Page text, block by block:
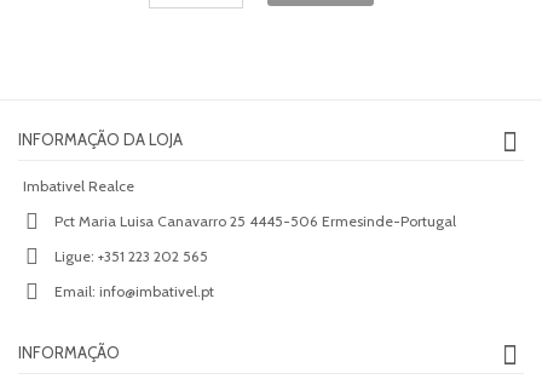
INFORMAÇÃO DA LOJA
Imbativel Realce
Pct Maria Luisa Canavarro 25 4445-506 Ermesinde-Portugal
Ligue: +351 223 202 565
Email: info@imbativel.pt
INFORMAÇÃO